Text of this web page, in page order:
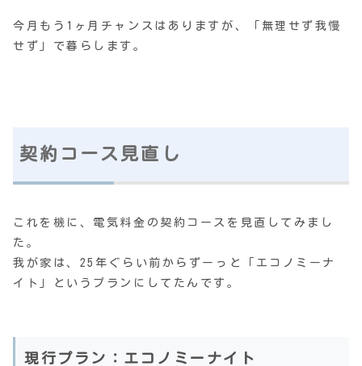
今月もう1ヶ月チャンスはありますが、「無理せず我慢
せず」で暮らします。
契約コース見直し
これを機に、電気料金の契約コースを見直してみまし
た。
我が家は、25年ぐらい前からずーっと「エコノミーナ
イト」というプランにしてたんです。
現行プラン：エコノミーナイト